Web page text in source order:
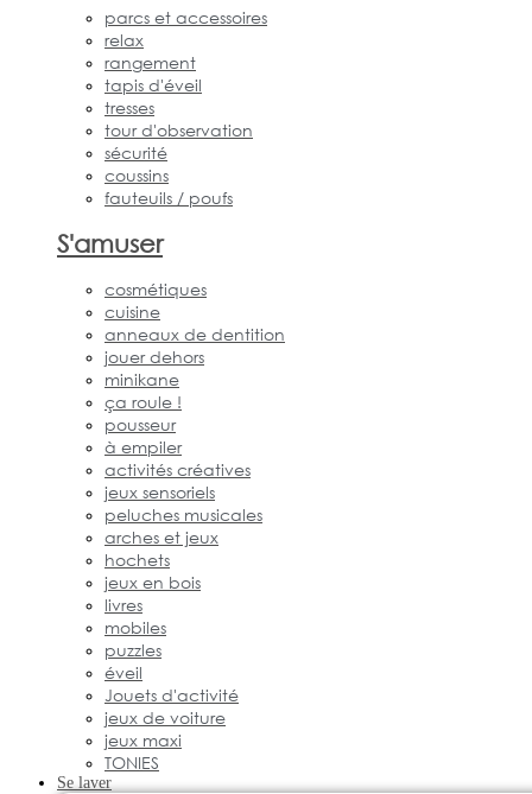
parcs et accessoires
relax
rangement
tapis d'éveil
tresses
tour d'observation
sécurité
coussins
fauteuils / poufs
S'amuser
cosmétiques
cuisine
anneaux de dentition
jouer dehors
minikane
ça roule !
pousseur
à empiler
activités créatives
jeux sensoriels
peluches musicales
arches et jeux
hochets
jeux en bois
livres
mobiles
puzzles
éveil
Jouets d'activité
jeux de voiture
jeux maxi
TONIES
Se laver